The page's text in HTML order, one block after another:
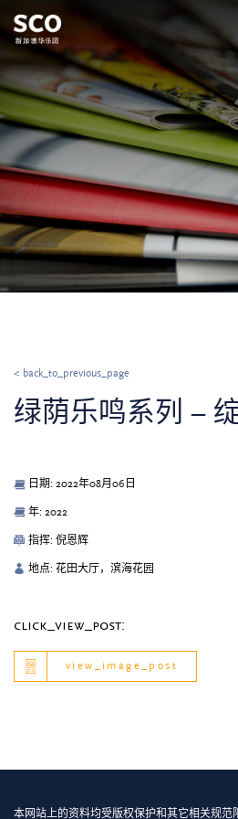
< back_to_previous_page
绿荫乐鸣系列 –
日期: 2022年08月06日
年: 2022
指挥: 倪恩辉
地点: 花田大厅，滨海花园
click_view_post:
view_image_post
本网站上的资料均受版权保护和其它相关规范